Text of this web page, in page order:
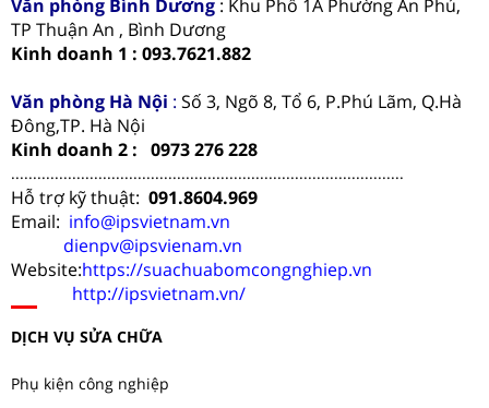
Văn phòng Bình Dương : Khu Phố 1A Phường An Phú,
TP Thuận An , Bình Dương
Kinh doanh 1 : 093.7621.882
Văn phòng Hà Nội : Số 3, Ngõ 8, Tổ 6, P.Phú Lãm, Q.Hà
Đông,TP. Hà Nội
Kinh doanh 2 : 0973 276 228
..........................................................................................
Hỗ trợ kỹ thuật: 091.8604.969
Email: info@ipsvietnam.vn
dienpv@ipsvienam.vn
Website:https://suachuabomcongnghiep.vn
http://ipsvietnam.vn/
DỊCH VỤ SỬA CHỮA
Phụ kiện công nghiệp